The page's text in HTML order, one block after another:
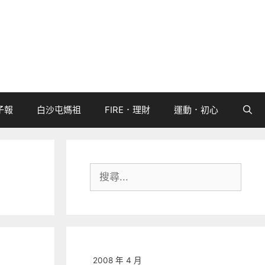
報 白沙屯媽祖 FIRE．理財 運動．初心
尋:
2008 年 4 月